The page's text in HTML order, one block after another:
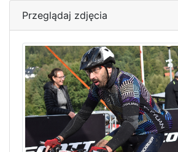
Przeglądaj zdjęcia